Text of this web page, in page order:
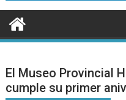
El Museo Provincial
cumple su primer